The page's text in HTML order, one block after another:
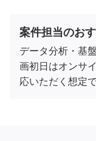
案件担当のお
データ分析・基
画初日はオンサ
応いただく想定で